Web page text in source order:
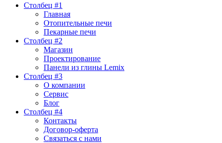
Столбец #1
Главная
Отопительные печи
Пекарные печи
Столбец #2
Магазин
Проектирование
Панели из глины Lemix
Столбец #3
О компании
Сервис
Блог
Столбец #4
Контакты
Договор-оферта
Связаться с нами